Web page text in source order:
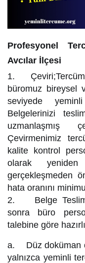
Profesyonel
Avcılar İlçesi
1.
büromuz bireysel
seviyede
Belgelerinizi
uzmanlaşmış
Çevirmenimiz
kalite kontrol
olarak
gerçekleşmeden
hata oranını
2. Belge Teslim
sonra büro
talebine göre
a. Düz doküman
yalnızca yeminli